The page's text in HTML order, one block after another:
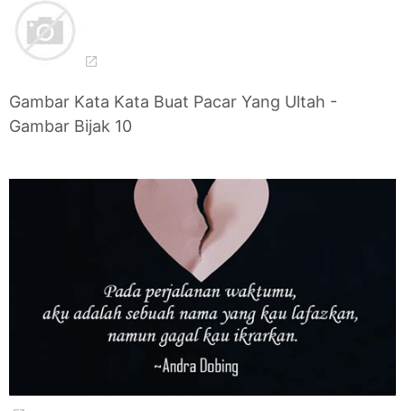
Gambar Kata Kata Buat Pacar Yang Ultah -
Gambar Bijak 10